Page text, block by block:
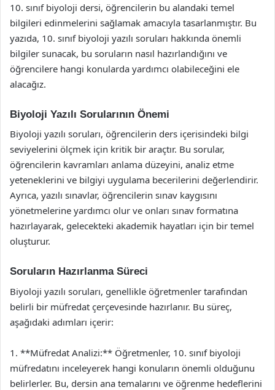
10. sınıf biyoloji dersi, öğrencilerin bu alandaki temel
bilgileri edinmelerini sağlamak amacıyla tasarlanmıştır. Bu
yazıda, 10. sınıf biyoloji yazılı soruları hakkında önemli
bilgiler sunacak, bu soruların nasıl hazırlandığını ve
öğrencilere hangi konularda yardımcı olabileceğini ele
alacağız.
Biyoloji Yazılı Sorularının Önemi
Biyoloji yazılı soruları, öğrencilerin ders içerisindeki bilgi
seviyelerini ölçmek için kritik bir araçtır. Bu sorular,
öğrencilerin kavramları anlama düzeyini, analiz etme
yeteneklerini ve bilgiyi uygulama becerilerini değerlendirir.
Ayrıca, yazılı sınavlar, öğrencilerin sınav kaygısını
yönetmelerine yardımcı olur ve onları sınav formatına
hazırlayarak, gelecekteki akademik hayatları için bir temel
oluşturur.
Soruların Hazırlanma Süreci
Biyoloji yazılı soruları, genellikle öğretmenler tarafından
belirli bir müfredat çerçevesinde hazırlanır. Bu süreç,
aşağıdaki adımları içerir:
1. **Müfredat Analizi:** Öğretmenler, 10. sınıf biyoloji
müfredatını inceleyerek hangi konuların önemli olduğunu
belirlerler. Bu, dersin ana temalarını ve öğrenme hedeflerini